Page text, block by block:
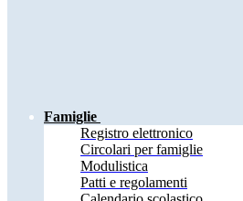
Famiglie
Registro elettronico
Circolari per famiglie
Modulistica
Patti e regolamenti